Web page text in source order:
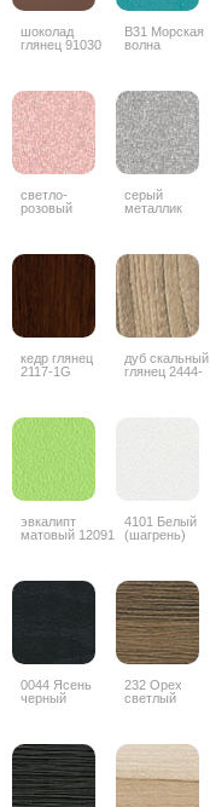
шоколад
глянец 91030
В31 Морская
волна
светло-
розовый
серый
металлик
кедр глянец
2117-1G
дуб скальный
глянец 2444-
эвкалипт
матовый 12091
4101 Белый
(шагрень)
0044 Ясень
черный
232 Орех
светлый